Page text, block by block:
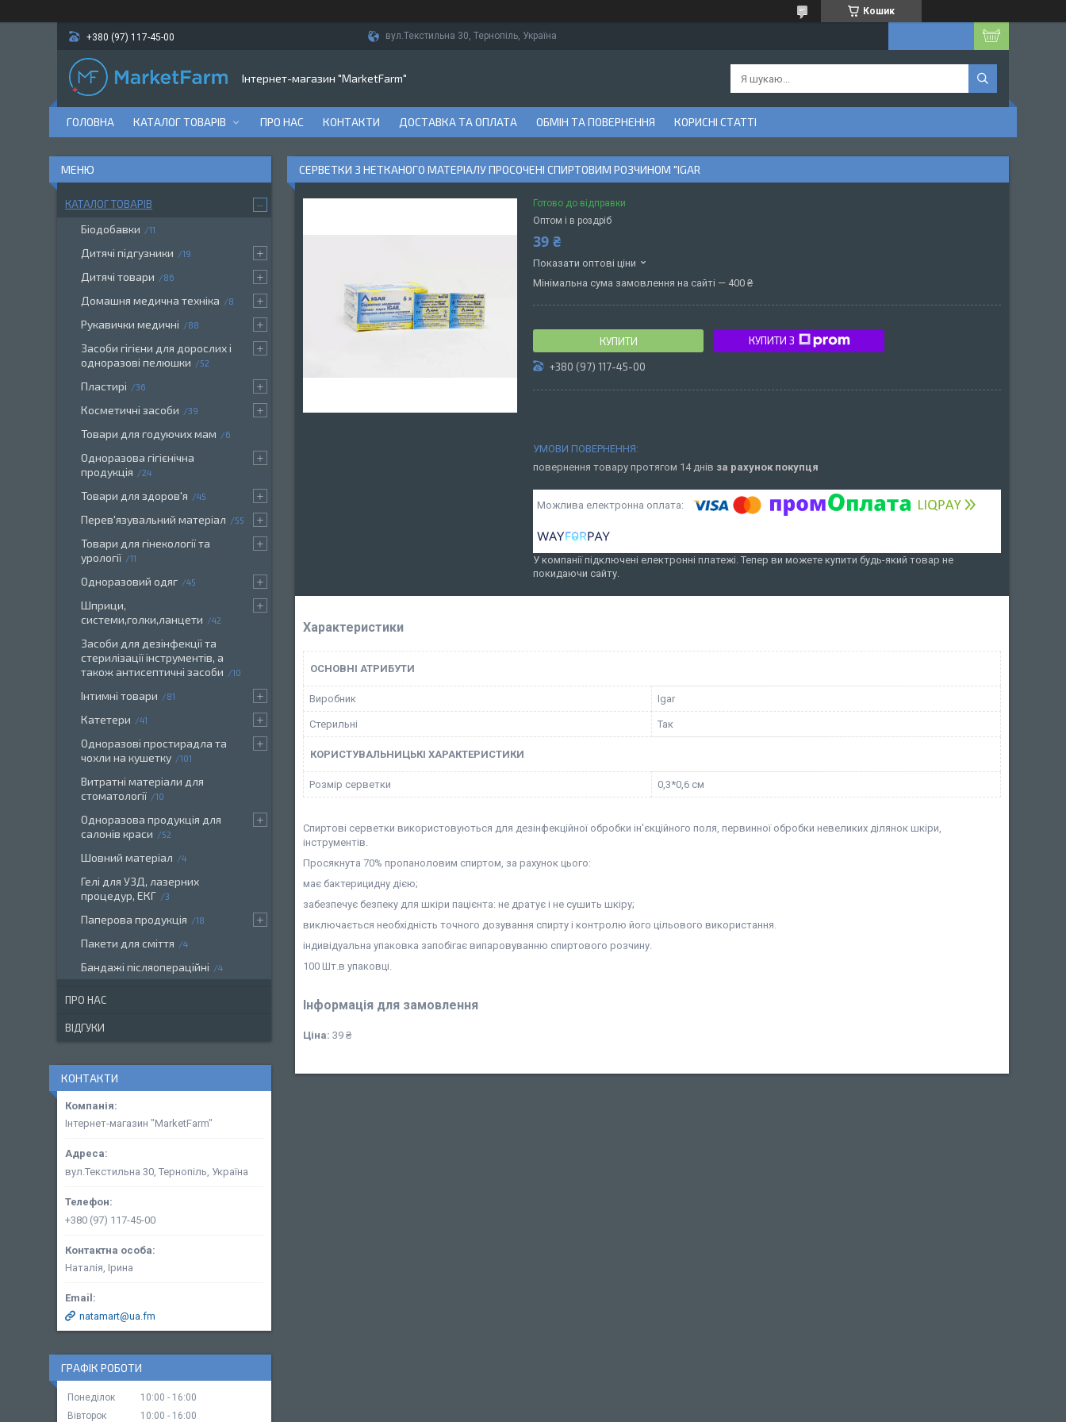
Кошик
+380 (97) 117-45-00 вул.Текстильна 30, Тернопіль, Україна
Інтернет-магазин "MarketFarm"
ГОЛОВНА КАТАЛОГ ТОВАРІВ ПРО НАС КОНТАКТИ ДОСТАВКА ТА ОПЛАТА ОБМІН ТА ПОВЕРНЕННЯ КОРИСНІ СТАТТІ
СЕРВЕТКИ З НЕТКАНОГО МАТЕРІАЛУ ПРОСОЧЕНІ СПИРТОВИМ РОЗЧИНОМ "IGAR
Готово до відправки
Оптом і в роздріб
39 ₴
Показати оптові ціни
Мінімальна сума замовлення на сайті — 400 ₴
КУПИТИ КУПИТИ З
+380 (97) 117-45-00
повернення товару протягом 14 днів за рахунок покупця
У компанії підключені електронні платежі. Тепер ви можете купити будь-який товар не
покидаючи сайту.
Характеристики
ОСНОВНІ АТРИБУТИ
Виробник Igar
Стерильні Так
КОРИСТУВАЛЬНИЦЬКІ ХАРАКТЕРИСТИКИ
Розмір серветки 0,3*0,6 см
Спиртові серветки використовуються для дезінфекційної обробки ін'єкційного поля, первинної обробки невеликих ділянок шкіри,
інструментів.
Просякнута 70% пропаноловим спиртом, за рахунок цього:
має бактерицидну дією;
забезпечує безпеку для шкіри пацієнта: не дратує і не сушить шкіру;
виключається необхідність точного дозування спирту і контролю його цільового використання.
індивідуальна упаковка запобігає випаровуванню спиртового розчину.
100 Шт.в упаковці.
Інформація для замовлення
Ціна: 39 ₴
КАТАЛОГ ТОВАРІВ
Біодобавки 11
Дитячі підгузники 19
Дитячі товари 86
Домашня медична техніка 8
Рукавички медичні 88
Засоби гігієни для дорослих і
одноразові пелюшки
52
Пластирі 36
Косметичні засоби 39
Товари для годуючих мам 6
Одноразова гігієнічна
продукція
24
Товари для здоров'я 45
Перев'язувальний матеріал 55
Товари для гінекології та
урології
11
Одноразовий одяг 45
Шприци,
системи,голки,ланцети
42
Засоби для дезінфекції та
стерилізації інструментів, а
також антисептичні засоби
10
Інтимні товари 81
Катетери 41
Одноразові простирадла та
чохли на кушетку
101
Витратні матеріали для
стоматології
10
Одноразова продукція для
салонів краси
52
Шовний матеріал 4
Гелі для УЗД, лазерних
процедур, ЕКГ
3
Паперова продукція 18
Пакети для сміття 4
Бандажі післяопераційні 4
ПРО НАС
ВІДГУКИ
КОНТАКТИ
Інтернет-магазин "MarketFarm"
вул.Текстильна 30, Тернопіль, Україна
+380 (97) 117-45-00
Наталія, Ірина
natamart@ua.fm
ГРАФІК РОБОТИ
Понеділок 10:00
16:00
Вівторок
10:00 16:00